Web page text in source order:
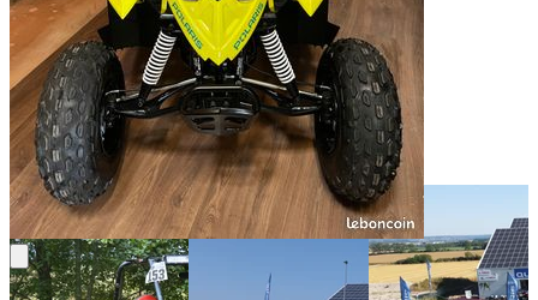
Date de dépôt : mardi dernier à 13:15.
Afficher plus d’annonces
Photos de l’entreprise
Voir les photos